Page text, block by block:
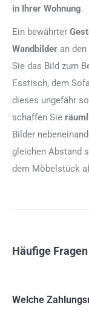
in Ihrer Wohnung.
Ein bewährter
Wandbilder an
Sie das Bild zum
Esstisch, dem
dieses ungefähr
schaffen Sie
Bilder
gleichen Abstand
dem Möbelstück
Häufige
Welche